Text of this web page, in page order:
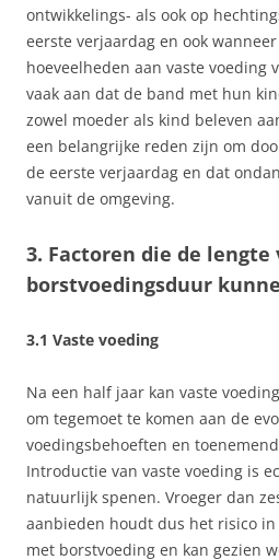
ontwikkelings- als ook op
eerste verjaardag en ook
hoeveelheden aan vaste voeding
vaak aan dat de band met hun
zowel moeder als kind beleven
een belangrijke reden zijn om
de eerste verjaardag en dat
vanuit de omgeving.
3. Factoren die de lengte
borstvoedingsduur
3.1 Vaste voeding
Na een half jaar kan vaste
om tegemoet te komen aan de
voedingsbehoeften en
Introductie van vaste voeding is
natuurlijk spenen. Vroeger dan
aanbieden houdt dus het risico
met borstvoeding en kan gezien